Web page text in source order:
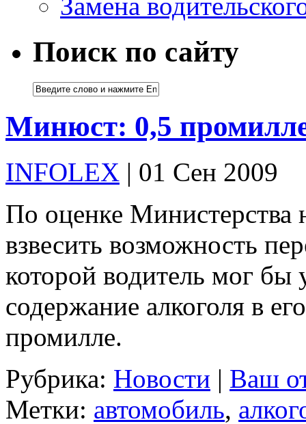
Поиск по сайту
Минюст: 0,5
INFOLEX | 01 Сен 2009
По оценке
взвесить возможность
которой водитель мог бы
содержание алкоголя в
промилле.
Рубрика: Новости | Ваш
Метки: автомобиль,